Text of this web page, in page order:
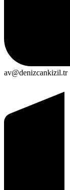
av@denizcankizil.tr